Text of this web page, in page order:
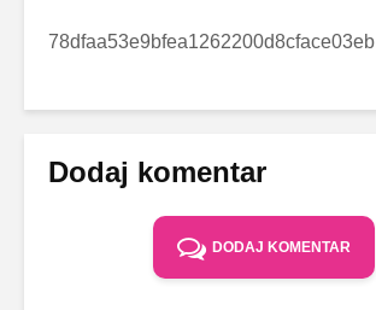
78dfaa53e9bfea1262200d8cface03eb
Dodaj komentar
DODAJ KOMENTAR